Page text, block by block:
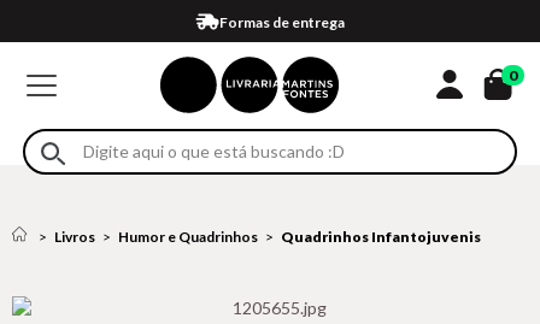
Formas de entrega
Compra 100% segura
Em até 4x sem juros no cartão*
Retire na loja
Eventos
0
Livros Humor e Quadrinhos Quadrinhos Infantojuvenis